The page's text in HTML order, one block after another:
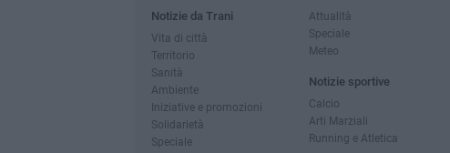
Notizie da Trani
Vita di città
Territorio
Sanità
Ambiente
Iniziative e promozioni
Solidarietà
Speciale
Attualità
Speciale
Meteo
Notizie sportive
Calcio
Arti Marziali
Running e Atletica